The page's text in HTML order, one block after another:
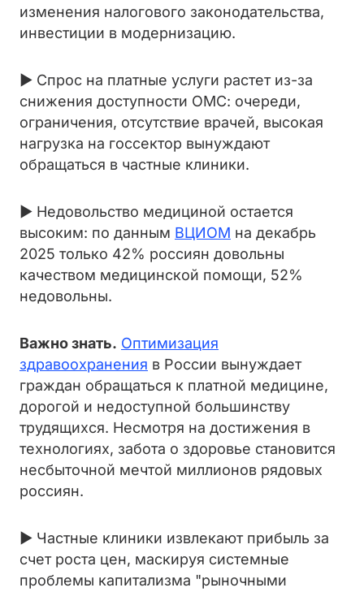
изменения налогового законодательства,
инвестиции в модернизацию.
► Спрос на платные услуги растет из-за
снижения доступности ОМС: очереди,
ограничения, отсутствие врачей, высокая
нагрузка на госсектор вынуждают
обращаться в частные клиники.
► Недовольство медициной остается
высоким: по данным ВЦИОМ на декабрь
2025 только 42% россиян довольны
качеством медицинской помощи, 52%
недовольны.
Важно знать. Оптимизация
здравоохранения в России вынуждает
граждан обращаться к платной медицине,
дорогой и недоступной большинству
трудящихся. Несмотря на достижения в
технологиях, забота о здоровье становится
несбыточной мечтой миллионов рядовых
россиян.
► Частные клиники извлекают прибыль за
счет роста цен, маскируя системные
проблемы капитализма "рыночными